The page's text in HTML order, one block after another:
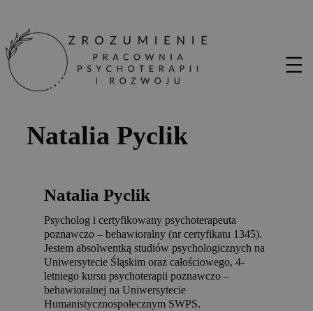
Natalia Pyclik
Natalia Pyclik
Psycholog i certyfikowany psychoterapeuta
poznawczo – behawioralny (nr certyfikatu 1345).
Jestem absolwentką studiów psychologicznych na
Uniwersytecie Śląskim oraz całościowego, 4-
letniego kursu psychoterapii poznawczo –
behawioralnej na Uniwersytecie
Humanistycznospołecznym SWPS.